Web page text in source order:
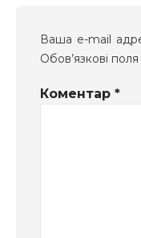
Ваша e-mail
Обов’язкові
Коментар *